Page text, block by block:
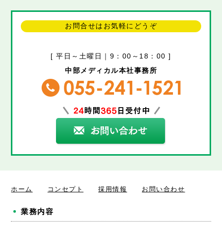
お問合せはお気軽にどうぞ
[ 平日～土曜日｜9：00～18：00 ]
中部メディカル本社事務所
ホーム コンセプト 採用情報 お問い合わせ
業務内容